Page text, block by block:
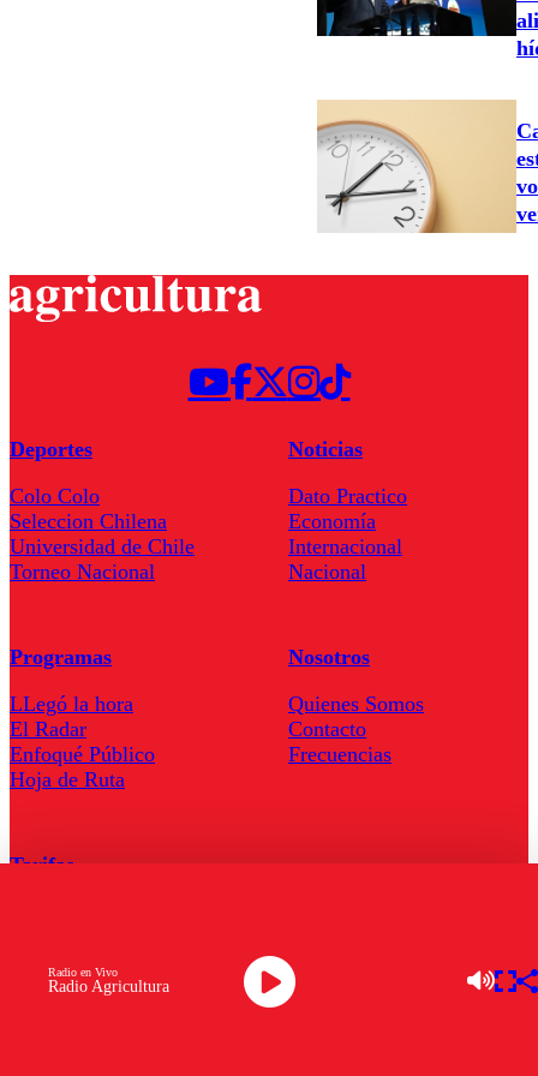
Radio Agricultura
Radio en Vivo
Deportes
Colo Colo
Seleccion Chilena
Universidad de Chile
Torneo Nacional
Noticias
Dato Practico
Economía
Internacional
Nacional
Programas
LLegó la hora
El Radar
Enfoqué Público
Hoja de Ruta
Nosotros
Quienes Somos
Contacto
Frecuencias
Tarifas